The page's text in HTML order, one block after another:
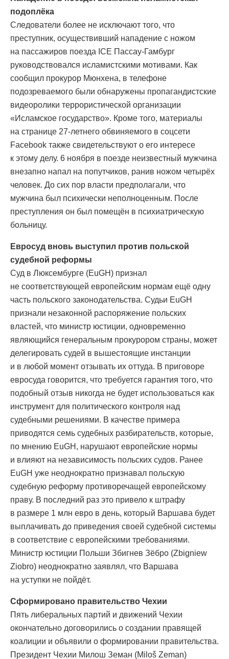
подоплёка
Следователи более не исключают того, что
преступник, осуществивший нападение с ножом
на пассажиров поезда ICE Пассау-Гамбург
руководствовался исламистскими мотивами. Как
сообщил прокурор Мюнхена, в телефоне
подозреваемого были обнаружены пропагандистские
видеоролики террористической организации
«Исламское государство». Кроме того, материалы
на странице 27-летнего обвиняемого в соцсети
Facebook также свидетельствуют о его интересе
к этому делу. 6 ноября в поезде неизвестный мужчина
внезапно напал на попутчиков, ранив ножом четырёх
человек. До сих пор власти предполагали, что
мужчина был психически неполноценным. После
преступления он был помещён в психиатрическую
больницу.
Евросуд вновь выступил против польской
судебной реформы
Суд в Люксембурге (EuGH) признал
не соответствующей европейским нормам ещё одну
часть польского законодательства. Судьи EuGH
признали незаконной распоряжение польских
властей, что министр юстиции, одновременно
являющийся генеральным прокурором страны, может
делегировать судей в вышестоящие инстанции
и в любой момент отзывать их оттуда. В приговоре
евросуда говорится, что требуется гарантия того, что
подобный отзыв никогда не будет использоваться как
инструмент для политического контроля над
судебными решениями. В качестве примера
приводятся семь судебных разбирательств, которые,
по мнению EuGH, нарушают европейские нормы
и влияют на независимость польских судов. Ранее
EuGH уже неоднократно признавал польскую
судебную реформу противоречащей европейскому
праву. В последний раз это привело к штрафу
в размере 1 млн евро в день, который Варшава будет
выплачивать до приведения своей судебной системы
в соответствие с европейскими требованиями.
Министр юстиции Польши Збигнев Зёбро (Zbigniew
Ziobro) неоднократно заявлял, что Варшава
на уступки не пойдёт.
Сформировано правительство Чехии
Пять либеральных партий и движений Чехии
окончательно договорились о создании правящей
коалиции и объявили о формировании правительства.
Президент Чехии Милош Земан (Miloš Zeman)